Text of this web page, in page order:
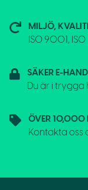
MILJÖ,
ISO 9001,
SÄKER E-
Du är i trygga
ÖVER 10,000
Kontakta oss